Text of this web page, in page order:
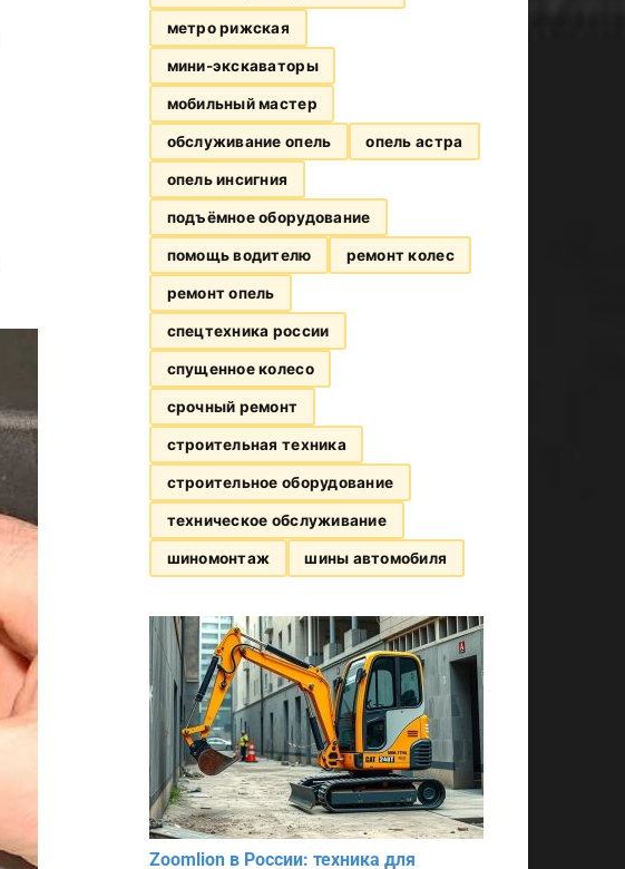
метро рижская
мини-экскаваторы
мобильный мастер
обслуживание опель опель астра
опель инсигния
подъёмное оборудование
помощь водителю ремонт колес
ремонт опель
спецтехника россии
спущенное колесо
срочный ремонт
строительная техника
строительное оборудование
техническое обслуживание
шиномонтаж шины автомобиля
Zoomlion в России: техника для